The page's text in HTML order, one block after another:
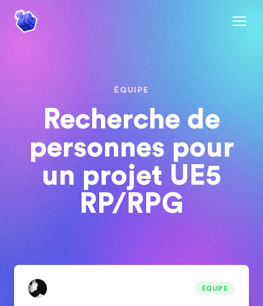
ÉQUIPE
Recherche de
personnes pour
un projet UE5
RP/RPG
ÉQUIPE